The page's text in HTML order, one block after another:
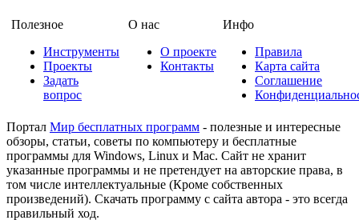
Полезное
Инструменты
Проекты
Задать
вопрос
О нас
О проекте
Контакты
Инфо
Правила
Карта сайта
Соглашение
Портал Мир бесплатных программ - полезные и интересные
обзоры, статьи, советы по компьютеру и бесплатные
программы для Windows, Linux и Mac. Сайт не хранит
указанные программы и не претендует на авторские права, в
том числе интеллектуальные (Кроме собственных
произведений). Скачать программу с сайта автора - это всегда
правильный ход.